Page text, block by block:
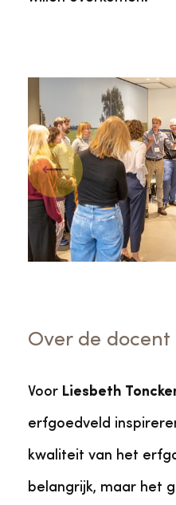
Vorige
Over de docent
Voor Liesbeth
erfgoedveld
kwaliteit van het
belangrijk, maar het